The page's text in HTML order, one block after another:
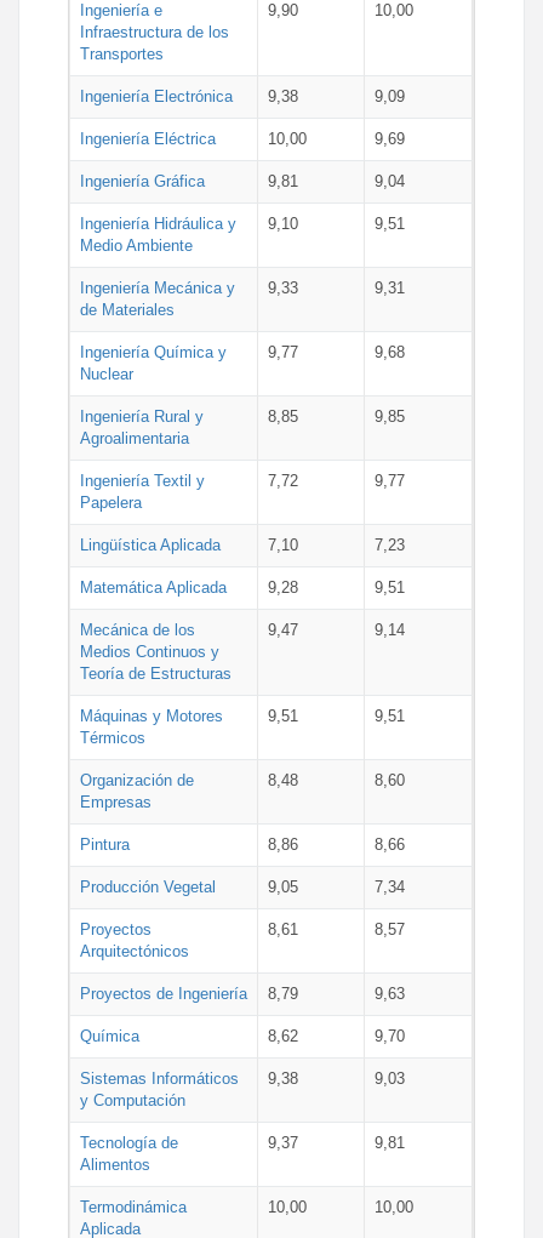
Ingeniería e
Infraestructura de los
Transportes
9,90 10,00
Ingeniería Electrónica 9,38 9,09
Ingeniería Eléctrica 10,00 9,69
Ingeniería Gráfica 9,81 9,04
Ingeniería Hidráulica y
Medio Ambiente
9,10 9,51
Ingeniería Mecánica y
de Materiales
9,33 9,31
Ingeniería Química y
Nuclear
9,77 9,68
Ingeniería Rural y
Agroalimentaria
8,85 9,85
Ingeniería Textil y
Papelera
7,72 9,77
Lingüística Aplicada 7,10 7,23
Matemática Aplicada 9,28 9,51
Mecánica de los
Medios Continuos y
Teoría de Estructuras
9,47 9,14
Máquinas y Motores
Térmicos
9,51 9,51
Organización de
Empresas
8,48 8,60
Pintura 8,86 8,66
Producción Vegetal 9,05 7,34
Proyectos
Arquitectónicos
8,61 8,57
Proyectos de Ingeniería 8,79 9,63
Química 8,62 9,70
Sistemas Informáticos
y Computación
9,38 9,03
Tecnología de
Alimentos
9,37 9,81
Termodinámica
Aplicada
10,00 10,00